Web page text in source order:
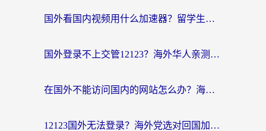
国外看国内视频用什么加速器？留学生和海外华人的实用指南
国外登录不上交管12123？海外华人亲测有效的回国加速器选择指南
在国外不能访问国内的网站怎么办？海外党必看的无缝回国上网指南
12123国外无法登录？海外党选对回国加速器，轻松解决国内资源访问难题